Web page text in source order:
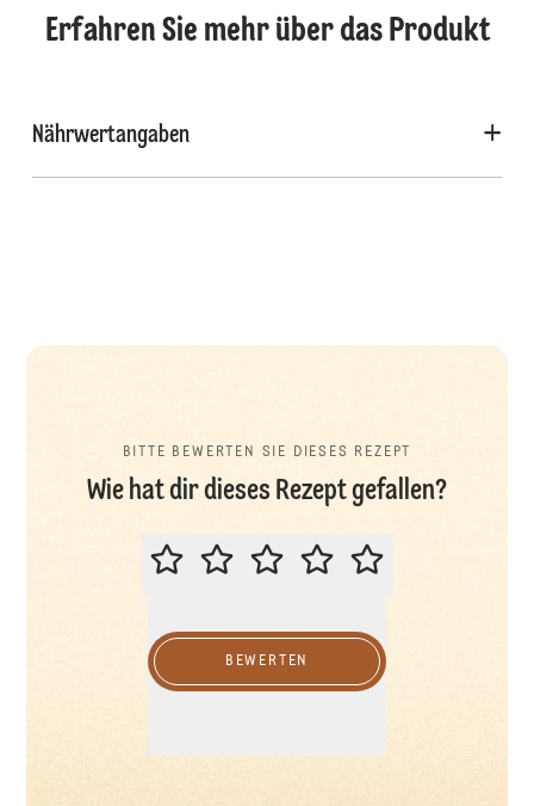
Erfahren Sie mehr über das Produkt
Nährwertangaben
BITTE BEWERTEN SIE DIESES REZEPT
Wie hat dir dieses Rezept gefallen?
BITTE BEWERTEN SIE DIESES
BEWERTEN